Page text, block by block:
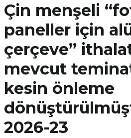
Çin menşeli
paneller için
çerçeve”
mevcut
kesin önleme
2026-23